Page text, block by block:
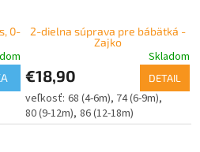
0-
2-dielna súprava pre bábätká -
Zajko
Skladom
€18,90 DETAIL
68 (4-6m) 74 (6-9m)
80 (9-12m) 86 (12-18m)